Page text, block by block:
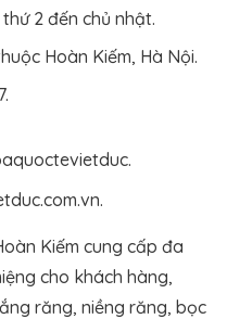
thứ 2 đến chủ nhật.
Hoàn Kiếm, Hà Nội.
Kiếm cung cấp đa
cho khách hàng,
răng, niềng răng, bọc